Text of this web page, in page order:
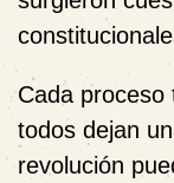
Cada proceso
todos dejan
revolución